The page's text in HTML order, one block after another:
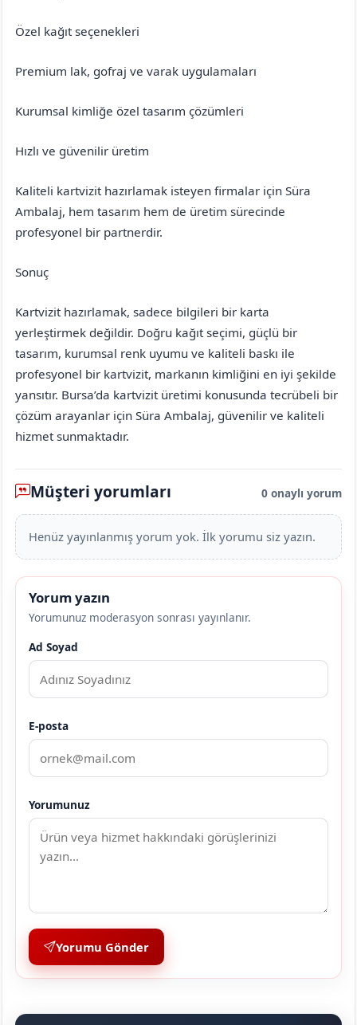
Özel kağıt seçenekleri
Premium lak, gofraj ve varak uygulamaları
Kurumsal kimliğe özel tasarım çözümleri
Hızlı ve güvenilir üretim
Kaliteli kartvizit hazırlamak isteyen firmalar için Süra
Ambalaj, hem tasarım hem de üretim sürecinde
profesyonel bir partnerdir.
Sonuç
Kartvizit hazırlamak, sadece bilgileri bir karta
yerleştirmek değildir. Doğru kağıt seçimi, güçlü bir
tasarım, kurumsal renk uyumu ve kaliteli baskı ile
profesyonel bir kartvizit, markanın kimliğini en iyi şekilde
yansıtır. Bursa’da kartvizit üretimi konusunda tecrübeli bir
çözüm arayanlar için Süra Ambalaj, güvenilir ve kaliteli
hizmet sunmaktadır.
Müşteri yorumları 0 onaylı yorum
Henüz yayınlanmış yorum yok. İlk yorumu siz yazın.
Yorum yazın
Yorumunuz moderasyon sonrası yayınlanır.
Ad Soyad
E-posta
Yorumunuz
Yorumu Gönder